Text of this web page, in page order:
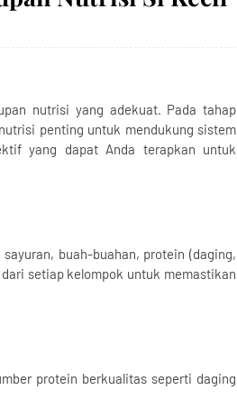
nutrisi yang adekuat. Pada tahap
penting untuk mendukung sistem
yang dapat Anda terapkan untuk
buah-buahan, protein (daging,
setiap kelompok untuk memastikan
protein berkualitas seperti daging